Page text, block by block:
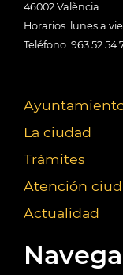
46002 València
Horarios: lunes a
Teléfono: 963 52 54
La ciudad
Trámites
Atención
Actualidad